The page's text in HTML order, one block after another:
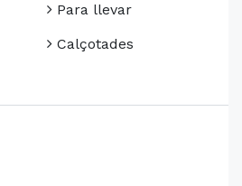
Para llevar
Calçotades